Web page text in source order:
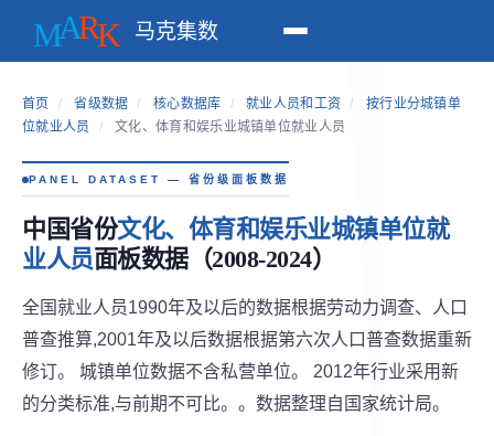
马克集数
首页 / 省级数据 / 核心数据库 / 就业人员和工资 /
按行业分城镇单
位就业人员
/ 文化、体育和娱乐业城镇单位就业人员
PANEL DATASET — 省份级面板数据
中国省份文化、体育和娱乐业城镇单位就
业人员面板数据（2008-2024）
全国就业人员1990年及以后的数据根据劳动力调查、人口
普查推算,2001年及以后数据根据第六次人口普查数据重新
修订。 城镇单位数据不含私营单位。 2012年行业采用新
的分类标准,与前期不可比。。数据整理自国家统计局。